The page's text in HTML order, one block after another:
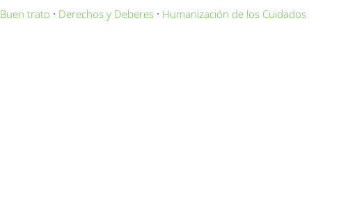
Buen trato · Derechos y Deberes · Humanización de los Cuidados